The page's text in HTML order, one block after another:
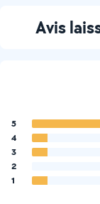
Avis
5
4
3
2
1